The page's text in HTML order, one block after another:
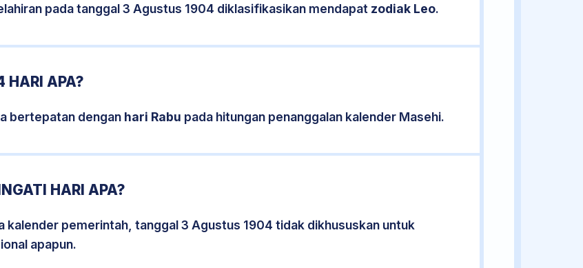
pada tanggal 3 Agustus 1904 diklasifikasikan mendapat zodiak Leo.
HARI APA?
bertepatan dengan hari Rabu pada hitungan penanggalan kalender Masehi.
HARI APA?
kalender pemerintah, tanggal 3 Agustus 1904 tidak dikhususkan untuk
apapun.